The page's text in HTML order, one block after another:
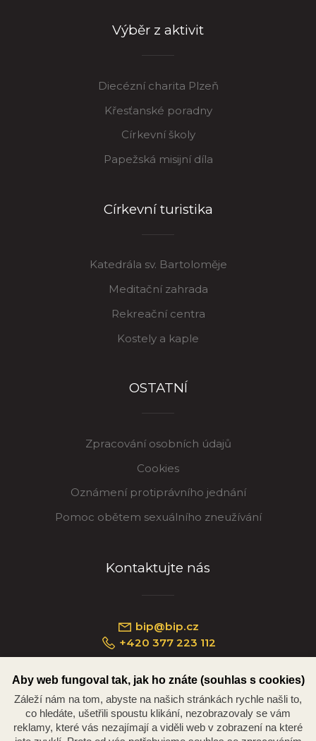
Výběr z aktivit
Diecézní charita Plzeň
Křesťanské poradny
Církevní školy
Papežská misijní díla
Církevní turistika
Katedrála sv. Bartoloměje
Meditační zahrada
Rekreační centra
Kostely a kaple
OSTATNÍ
Zpracování osobních údajů
Cookies
Oznámení protiprávního jednání
Pomoc obětem sexuálního zneužívání
Kontaktujte nás
bip@bip.cz
+420 377 223 112
Náměstí Republiky 234/35, 301 00 Plzeň
Aby web fungoval tak, jak ho znáte (souhlas s cookies)
Záleží nám na tom, abyste na našich stránkách rychle našli to,
co hledáte, ušetřili spoustu klikání, nezobrazovaly se vám
reklamy, které vás nezajímají a viděli web v zobrazení na které